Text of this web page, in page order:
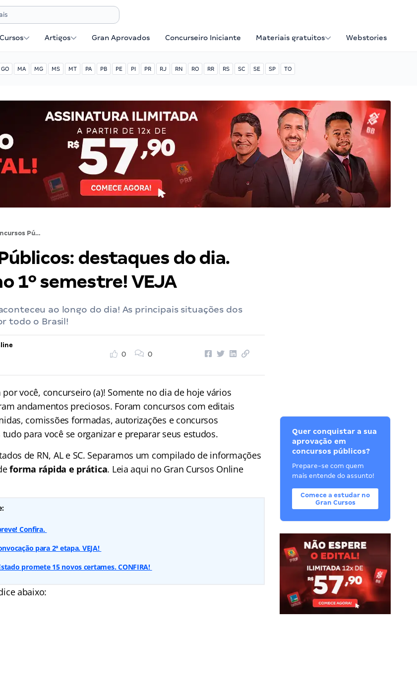
Cursos Artigos Gran Aprovados Concurseiro Iniciante Materiais gratuitos Webstories
GO MA MG MS MT PA PB PE PI PR RJ RN RO RR RS SC SE SP TO
Concursos Públicos: destaques do dia. Certames no 1º semestre! VEJA
destaques do dia.
1º semestre! VEJA
ao longo do dia! As principais situações dos
todo o Brasil!
0 0
você, concurseiro (a)! Somente no dia de hoje vários
andamentos preciosos. Foram concursos com editais
comissões formadas, autorizações e concursos
para você se organizar e preparar seus estudos.
de RN, AL e SC. Separamos um compilado de informações
forma rápida e prática. Leia aqui no Gran Cursos Online
Confira.
para 2ª etapa. VEJA!
promete 15 novos certames. CONFIRA!
abaixo:
Quer conquistar a sua
aprovação em
concursos públicos?
Prepare-se com quem
mais entende do assunto!
Comece a estudar no
Gran Cursos